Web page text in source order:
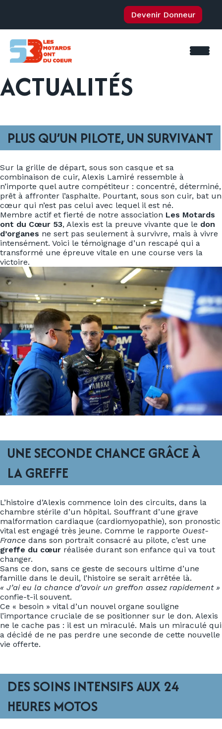
Devenir Donneur
ACTUALITÉS
PLUS QU’UN PILOTE, UN SURVIVANT
Sur la grille de départ, sous son casque et sa
combinaison de cuir, Alexis Lamiré ressemble à
n’importe quel autre compétiteur : concentré, déterminé,
prêt à affronter l’asphalte. Pourtant, sous son cuir, bat un
cœur qui n’est pas celui avec lequel il est né.
Membre actif et fierté de notre association Les Motards
ont du Cœur 53, Alexis est la preuve vivante que le don
d’organes ne sert pas seulement à survivre, mais à vivre
intensément. Voici le témoignage d’un rescapé qui a
transformé une épreuve vitale en une course vers la
victoire.
UNE SECONDE CHANCE GRÂCE À
LA GREFFE
L’histoire d’Alexis commence loin des circuits, dans la
chambre stérile d’un hôpital. Souffrant d’une grave
malformation cardiaque (cardiomyopathie), son pronostic
vital est engagé très jeune. Comme le rapporte Ouest-
France dans son portrait consacré au pilote, c’est une
greffe du cœur réalisée durant son enfance qui va tout
changer.
Sans ce don, sans ce geste de secours ultime d’une
famille dans le deuil, l’histoire se serait arrêtée là.
« J’ai eu la chance d’avoir un greffon assez rapidement »
confie-t-il souvent.
Ce « besoin » vital d’un nouvel organe souligne
l’importance cruciale de se positionner sur le don. Alexis
ne le cache pas : il est un miraculé. Mais un miraculé qui
a décidé de ne pas perdre une seconde de cette nouvelle
vie offerte.
DES SOINS INTENSIFS AUX 24
HEURES MOTOS